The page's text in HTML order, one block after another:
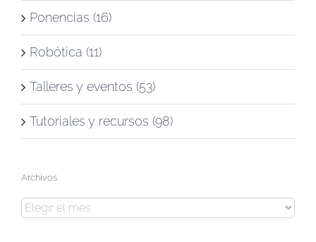
Ponencias (16)
Robótica (11)
Talleres y eventos (53)
Tutoriales y recursos (98)
Archivos
Archivos